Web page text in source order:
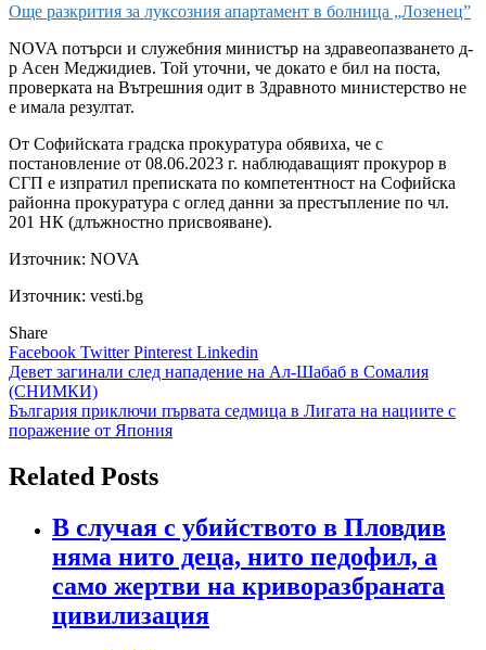
Още разкрития за луксозния апартамент в болница „Лозенец”
NOVA потърси и служебния министър на здравеопазването д-
р Асен Меджидиев. Той уточни, че докато е бил на поста,
проверката на Вътрешния одит в Здравното министерство не
е имала резултат.
От Софийската градска прокуратура обявиха, че с
постановление от 08.06.2023 г. наблюдаващият прокурор в
СГП е изпратил преписката по компетентност на Софийска
районна прокуратура с оглед данни за престъпление по чл.
201 НК (длъжностно присвояване).
Източник: NOVA
Източник: vesti.bg
Share
Facebook TwitterPinterest Linkedin
Навигация
Девет загинали след нападение на Ал-Шабаб в Сомалия
(СНИМКИ)
България приключи първата седмица в Лигата на нациите с
поражение от Япония
Related Posts
В случая с убийството в Пловдив
няма нито деца, нито педофил, а
само жертви на криворазбраната
цивилизация